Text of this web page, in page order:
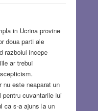
in Ucrina provine
doua parti ale
razboiul incepe
ar trebui
este neaparat un
cuvantarile lui
ca s-a ajuns la un